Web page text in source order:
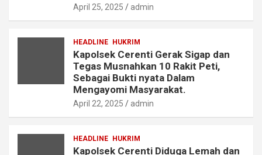
April 25, 2025 admin
HEADLINE HUKRIM
Kapolsek Cerenti Gerak Sigap dan
Tegas Musnahkan 10 Rakit Peti,
Sebagai Bukti nyata Dalam
Mengayomi Masyarakat.
April 22, 2025 admin
HEADLINE HUKRIM
Kapolsek Cerenti Diduga Lemah dan